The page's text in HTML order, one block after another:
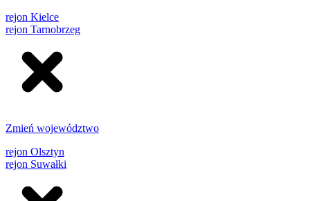
rejon Kielce
rejon Tarnobrzeg
Zmień województwo
rejon Olsztyn
rejon Suwałki